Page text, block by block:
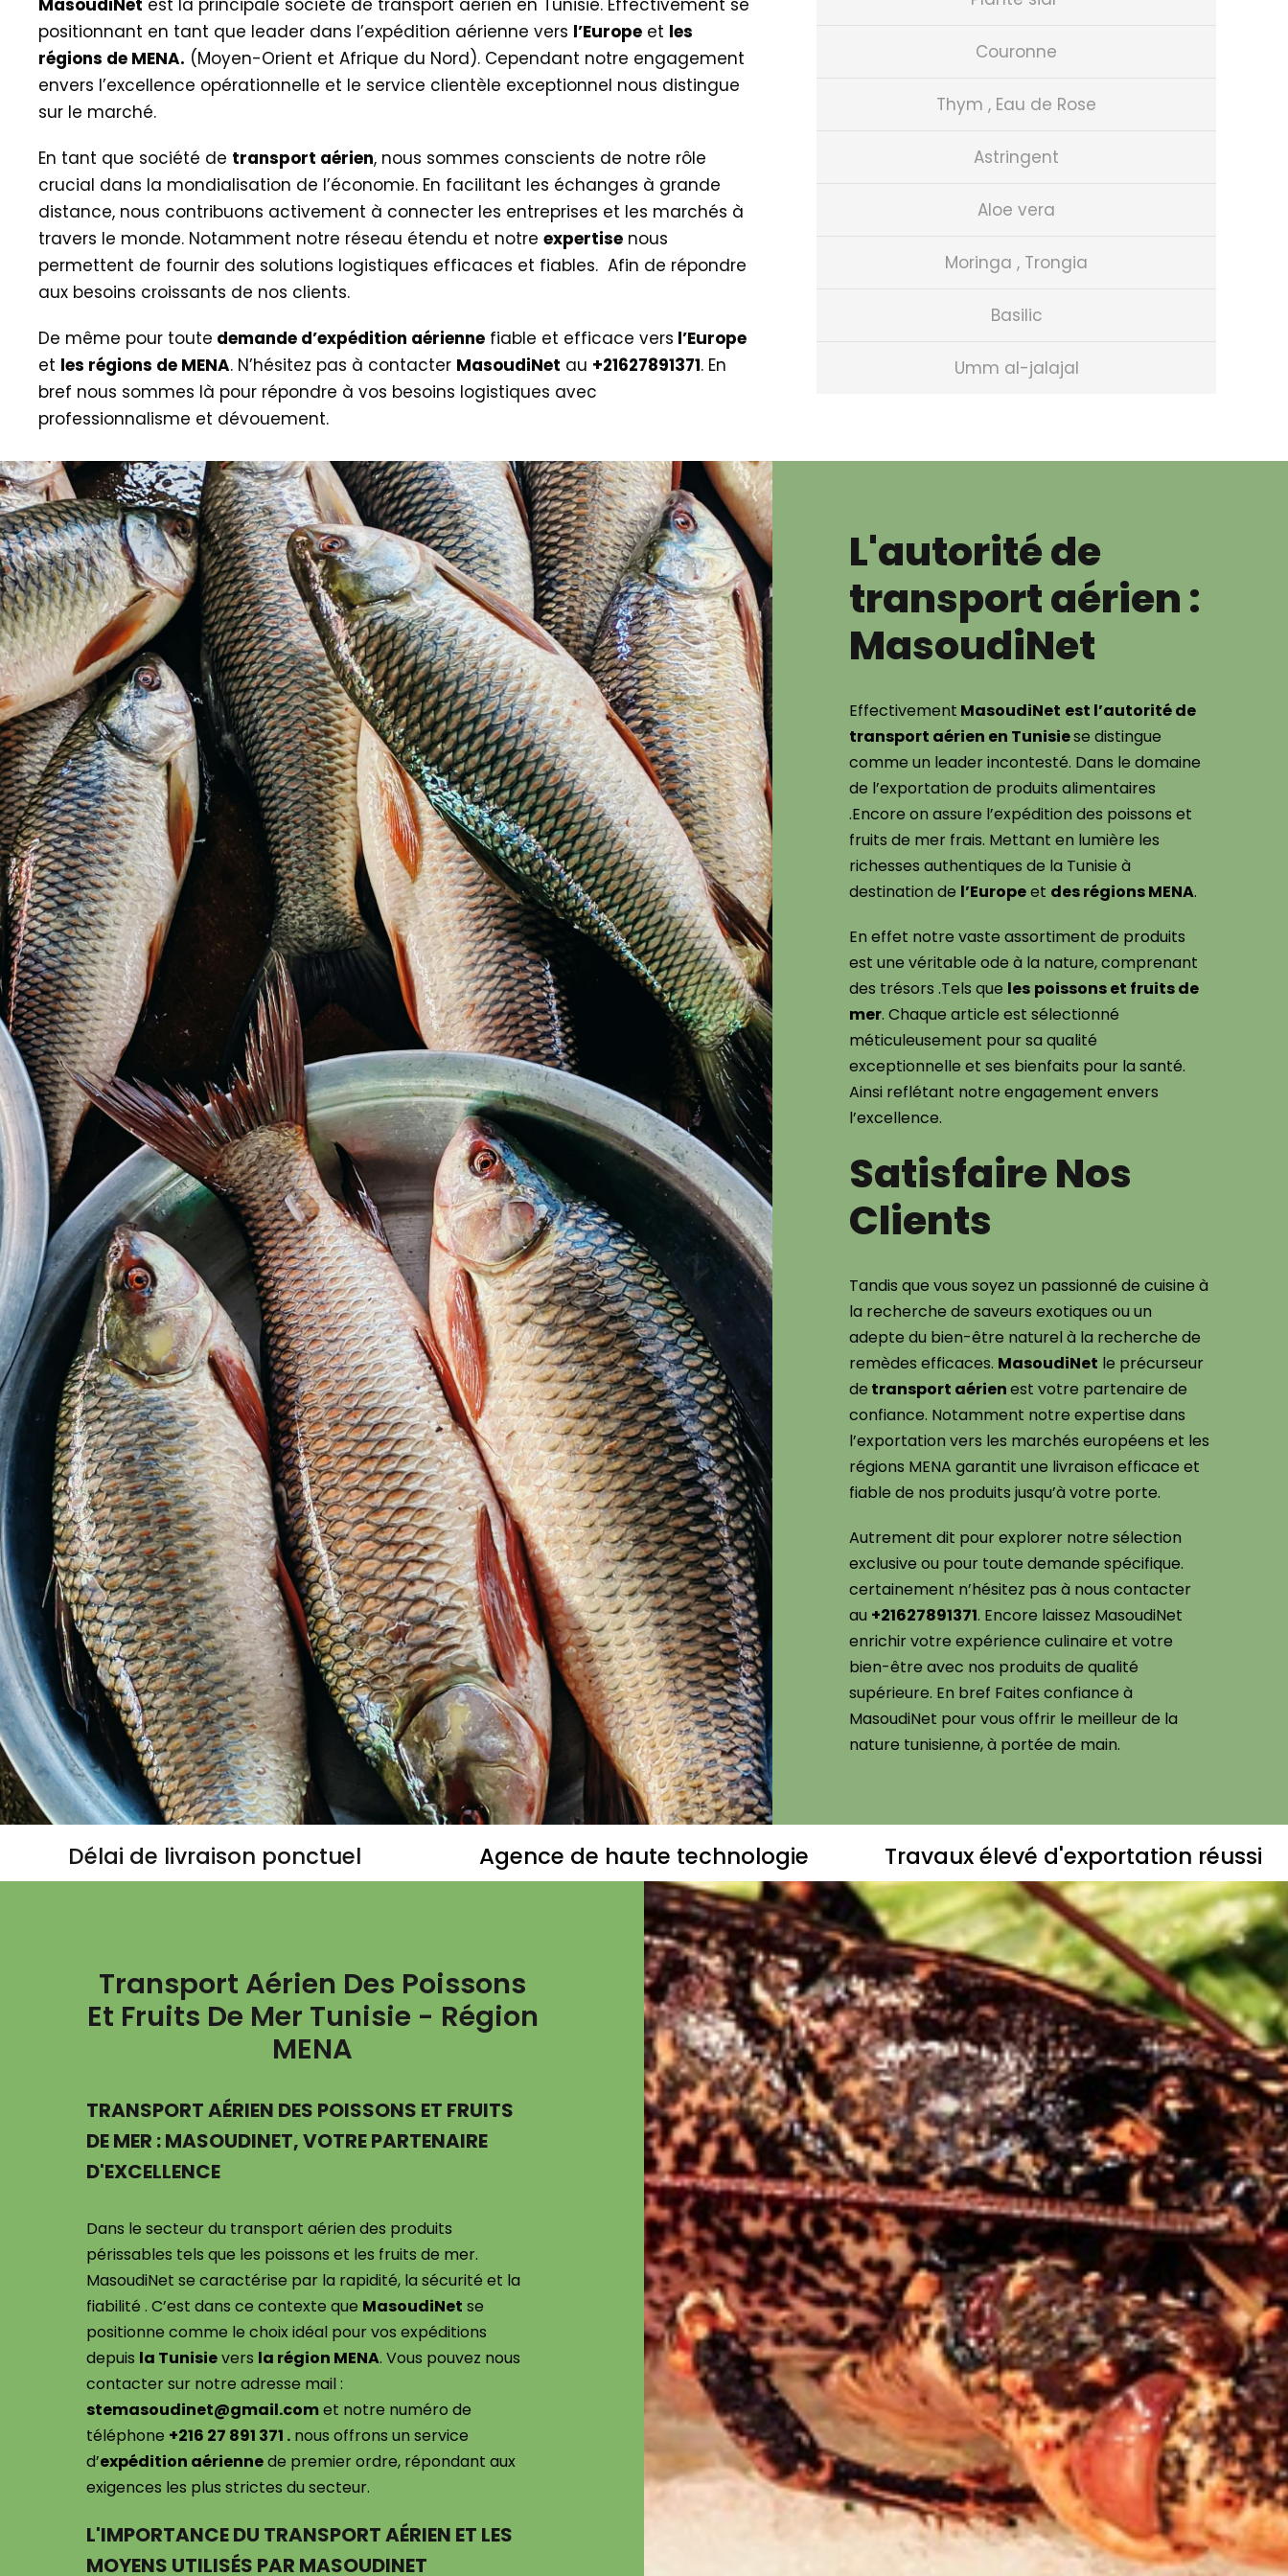
MasoudiNet est la principale société de transport aérien en Tunisie. Effectivement se
positionnant en tant que leader dans l’expédition aérienne vers l’Europe et les
régions de MENA. (Moyen-Orient et Afrique du Nord). Cependant notre engagement
envers l’excellence opérationnelle et le service clientèle exceptionnel nous distingue
sur le marché.
En tant que société de transport aérien, nous sommes conscients de notre rôle
crucial dans la mondialisation de l’économie. En facilitant les échanges à grande
distance, nous contribuons activement à connecter les entreprises et les marchés à
travers le monde. Notamment notre réseau étendu et notre expertise nous
permettent de fournir des solutions logistiques efficaces et fiables. Afin de répondre
aux besoins croissants de nos clients.
De même pour toute demande d’expédition aérienne fiable et efficace vers l’Europe
et les régions de MENA. N’hésitez pas à contacter MasoudiNet au +21627891371. En
bref nous sommes là pour répondre à vos besoins logistiques avec
professionnalisme et dévouement.
Couronne
Thym , Eau de Rose
Astringent
Aloe vera
Moringa , Trongia
Basilic
Umm al-jalajal
L'autorité de
transport aérien :
MasoudiNet
Effectivement MasoudiNet est l’autorité de
transport aérien en Tunisiese distingue
comme un leader incontesté. Dans le domaine
de l’exportation de produits alimentaires
.Encore on assure l’expédition des poissons et
fruits de mer frais. Mettant en lumière les
richesses authentiques de la Tunisie à
destination de l’Europeet des régions MENA.
En effet notre vaste assortiment de produits
est une véritable ode à la nature, comprenant
des trésors .Tels que les poissons et fruits de
mer. Chaque article est sélectionné
méticuleusement pour sa qualité
exceptionnelle et ses bienfaits pour la santé.
Ainsi reflétant notre engagement envers
l’excellence.
Satisfaire Nos
Clients
Tandis que vous soyez un passionné de cuisine à
la recherche de saveurs exotiques ou un
adepte du bien-être naturel à la recherche de
remèdes efficaces. MasoudiNet le précurseur
de transport aérienest votre partenaire de
confiance. Notamment notre expertise dans
l’exportation vers les marchés européens et les
régions MENA garantit une livraison efficace et
fiable de nos produits jusqu’à votre porte.
Autrement dit pour explorer notre sélection
exclusive ou pour toute demande spécifique.
certainement n’hésitez pas à nous contacter
au +21627891371. Encore laissez MasoudiNet
enrichir votre expérience culinaire et votre
bien-être avec nos produits de qualité
supérieure. En bref Faites confiance à
MasoudiNet pour vous offrir le meilleur de la
nature tunisienne, à portée de main.
Délai de livraison ponctuel Agence de haute technologie Travaux élevé d'exportation réussi
Transport Aérien Des Poissons
Et Fruits De Mer Tunisie - Région
MENA
TRANSPORT AÉRIEN DES POISSONS ET FRUITS
DE MER : MASOUDINET, VOTRE PARTENAIRE
D'EXCELLENCE
Dans le secteur du transport aérien des produits
périssables tels que les poissons et les fruits de mer.
MasoudiNet se caractérise par la rapidité, la sécurité et la
fiabilité . C’est dans ce contexte que MasoudiNet se
positionne comme le choix idéal pour vos expéditions
depuis la Tunisievers la région MENA. Vous pouvez nous
contacter sur notre adresse mail :
stemasoudinet@gmail.comet notre numéro de
téléphone +216 27 891 371 . nous offrons un service
d’expédition aériennede premier ordre, répondant aux
exigences les plus strictes du secteur.
L'IMPORTANCE DU TRANSPORT AÉRIEN ET LES
MOYENS UTILISÉS PAR MASOUDINET